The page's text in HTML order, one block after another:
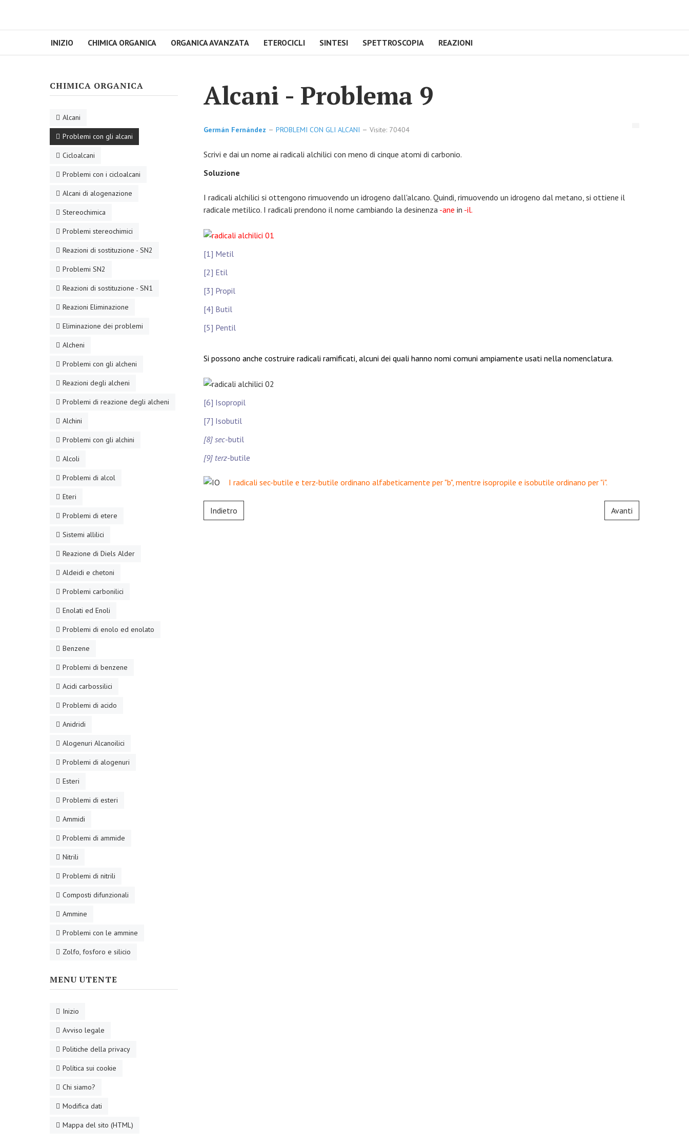
INIZIO CHIMICA ORGANICA ORGANICA AVANZATA ETEROCICLI SINTESI SPETTROSCOPIA REAZIONI
Alcani - Problema 9
Germán Fernández PROBLEMI CON GLI ALCANI Visite: 70404
Scrivi e dai un nome ai radicali alchilici con meno di cinque atomi di carbonio.
Soluzione
I radicali alchilici si ottengono rimuovendo un idrogeno dall'alcano. Quindi, rimuovendo un idrogeno dal metano, si ottiene il
radicale metilico. I radicali prendono il nome cambiando la desinenza -ane in -il.
[1] Metil
[2] Etil
[3] Propil
[4] Butil
[5] Pentil
Si possono anche costruire radicali ramificati, alcuni dei quali hanno nomi comuni ampiamente usati nella nomenclatura.
[6] Isopropil
[7] Isobutil
[8] sec-butil
[9] terz-butile
I radicali sec-butile e terz-butile ordinano alfabeticamente per "b", mentre isopropile e isobutile ordinano per "i".
Indietro Avanti
CHIMICA ORGANICA
Alcani
Problemi con gli alcani
Cicloalcani
Problemi con i cicloalcani
Alcani di alogenazione
Stereochimica
Problemi stereochimici
Reazioni di sostituzione - SN2
Problemi SN2
Reazioni di sostituzione - SN1
Reazioni Eliminazione
Eliminazione dei problemi
Alcheni
Problemi con gli alcheni
Reazioni degli alcheni
Problemi di reazione degli alcheni
Alchini
Problemi con gli alchini
Alcoli
Problemi di alcol
Eteri
Problemi di etere
Sistemi allilici
Reazione di Diels Alder
Aldeidi e chetoni
Problemi carbonilici
Enolati ed Enoli
Problemi di enolo ed enolato
Benzene
Problemi di benzene
Acidi carbossilici
Problemi di acido
Anidridi
Alogenuri Alcanoilici
Problemi di alogenuri
Esteri
Problemi di esteri
Ammidi
Problemi di ammide
Nitrili
Problemi di nitrili
Composti difunzionali
Ammine
Problemi con le ammine
Zolfo, fosforo e silicio
MENU UTENTE
Inizio
Avviso legale
Politiche della privacy
Política sui cookie
Chi siamo?
Modifica dati
Mappa del sito (HTML)